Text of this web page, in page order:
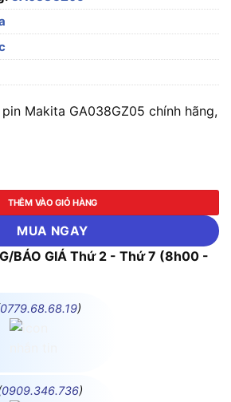
Makita GA038GZ05 chính hãng,
Makita GA038GZ05 (Chưa kèm Pin &
THÊM VÀO GIỎ HÀNG
MUA NGAY
BÁO GIÁ Thứ 2 - Thứ 7 (8h00 -
0779.68.68.19)
0909.346.736)